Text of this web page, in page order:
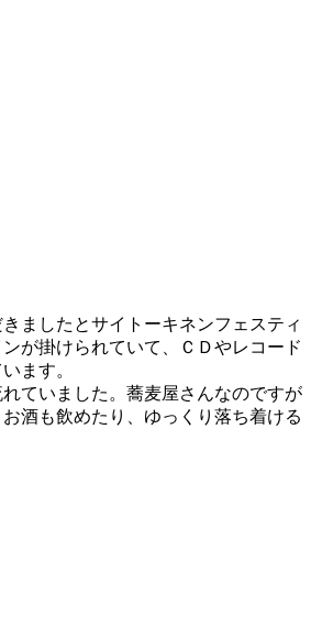
ましたとサイトーキネンフェスティ
が掛けられていて、ＣＤやレコード
ます。
ていました。蕎麦屋さんなのですが
酒も飲めたり、ゆっくり落ち着ける